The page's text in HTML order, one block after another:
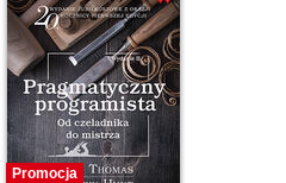
Promocja